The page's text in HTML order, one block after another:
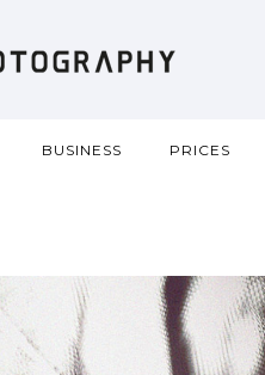
BUSINESS PRICES